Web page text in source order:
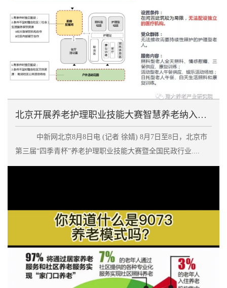
北京开展养老护理职业技能大赛智慧养老纳入考察范围
中新网北京8月8日电 (记者 徐婧) 8月7日至8日，北京市
第三届“四季青杯”养老护理职业技能大赛暨全国民政行业....